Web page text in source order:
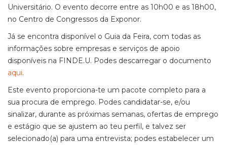
Universitário. O evento decorre entre as 10h00 e as 18h00,
no Centro de Congressos da Exponor.
Já se encontra disponível o Guia da Feira, com todas as
informações sobre empresas e serviços de apoio
disponíveis na FINDE.U. Podes descarregar o documento
aqui.
Este evento proporciona-te um pacote completo para a
sua procura de emprego. Podes candidatar-se, e/ou
sinalizar, durante as próximas semanas, ofertas de emprego
e estágio que se ajustem ao teu perfil, e talvez ser
selecionado(a) para uma entrevista; podes estabelecer um